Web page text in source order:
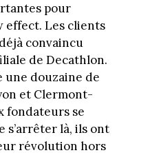
pour
effect. Les clients
convaincu
de Decathlon.
une douzaine de
et Clermont-
fondateurs se
s’arrêter là, ils ont
révolution hors